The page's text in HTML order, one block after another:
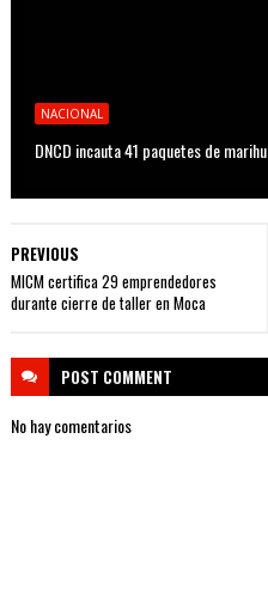
NACIONAL
DNCD incauta 41 paquetes de
PREVIOUS
MICM certifica 29 emprendedores
durante cierre de taller en Moca
POST COMMENT
No hay comentarios